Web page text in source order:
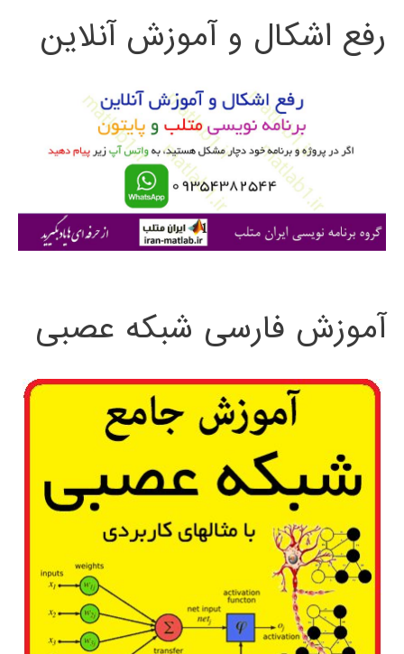
ج
ی
رفع اشکال و آموزش آنلاین
آموزش فارسی شبکه عصبی